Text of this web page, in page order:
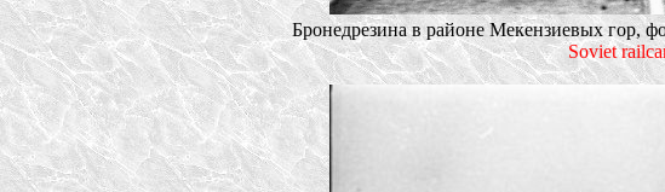
Бронедрезина в районе Мекензиевых гор,
Soviet